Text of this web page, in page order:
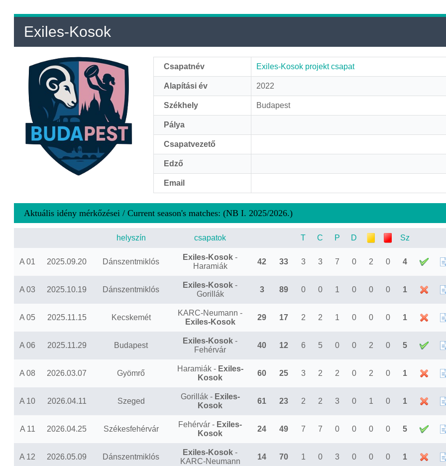
Exiles-Kosok
Csapatnév Exiles-Kosok projekt csapat
Alapítási év 2022
Székhely Budapest
Pálya
Csapatvezető
Edző
Email
Aktuális idény mérkőzései / Current season's matches: (NB I. 2025/2026.)
helyszín csapatok T C P D Sz
A 01 2025.09.20 Dánszentmiklós
Exiles-Kosok -
Haramiák
42 33 3 3 7 0 2 0 4
A 03 2025.10.19 Dánszentmiklós
Exiles-Kosok -
Gorillák
3 89 0 0 1 0 0 0 1
A 05 2025.11.15 Kecskemét
KARC-Neumann -
Exiles-Kosok
29 17 2 2 1 0 0 0 1
A 06 2025.11.29 Budapest
Exiles-Kosok -
Fehérvár
40 12 6 5 0 0 2 0 5
A 08 2026.03.07 Gyömrő
Haramiák - Exiles-
Kosok
60 25 3 2 2 0 2 0 1
A 10 2026.04.11 Szeged
Gorillák - Exiles-
Kosok
61 23 2 2 3 0 1 0 1
A 11 2026.04.25 Székesfehérvár
Fehérvár - Exiles-
Kosok
24 49 7 7 0 0 0 0 5
A 12 2026.05.09 Dánszentmiklós
Exiles-Kosok -
KARC-Neumann
14 70 1 0 3 0 0 0 1